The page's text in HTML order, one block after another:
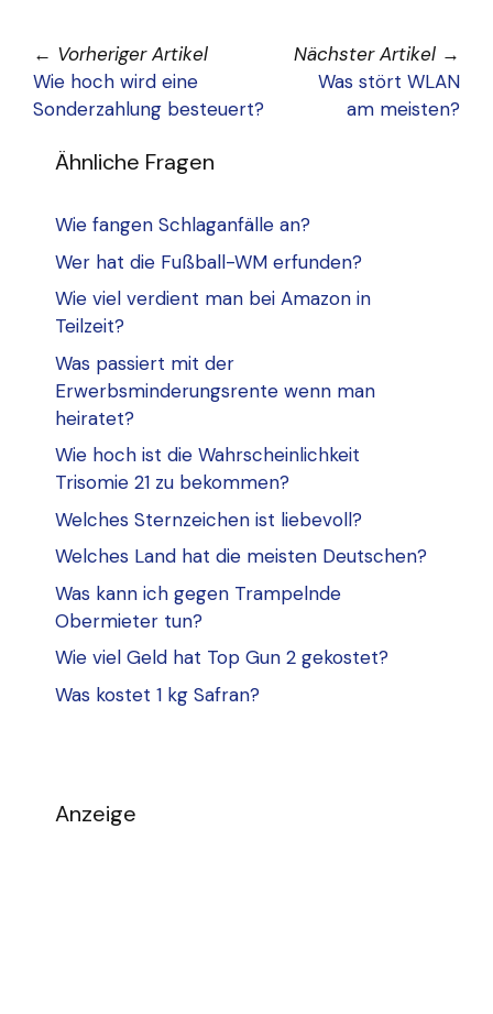
← Vorheriger Artikel
Wie hoch wird eine
Sonderzahlung besteuert?
Nächster Artikel →
Was stört WLAN
am meisten?
Ähnliche Fragen
Wie fangen Schlaganfälle an?
Wer hat die Fußball-WM erfunden?
Wie viel verdient man bei Amazon in
Teilzeit?
Was passiert mit der
Erwerbsminderungsrente wenn man
heiratet?
Wie hoch ist die Wahrscheinlichkeit
Trisomie 21 zu bekommen?
Welches Sternzeichen ist liebevoll?
Welches Land hat die meisten Deutschen?
Was kann ich gegen Trampelnde
Obermieter tun?
Wie viel Geld hat Top Gun 2 gekostet?
Was kostet 1 kg Safran?
Anzeige